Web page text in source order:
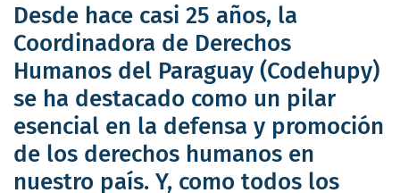
Desde hace casi 25 años, la
Coordinadora de Derechos
Humanos del Paraguay (Codehupy)
se ha destacado como un pilar
esencial en la defensa y promoción
de los derechos humanos en
nuestro país. Y, como todos los